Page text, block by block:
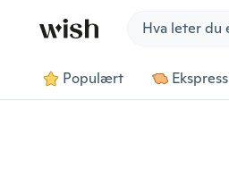
Populært Ekspress